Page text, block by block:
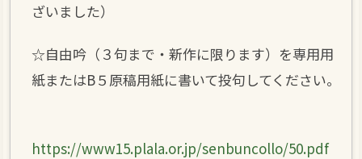
ざいました）
☆自由吟（３句まで・新作に限ります）を専用用
紙またはB５原稿用紙に書いて投句してください。
https://www15.plala.or.jp/senbuncollo/50.pdf